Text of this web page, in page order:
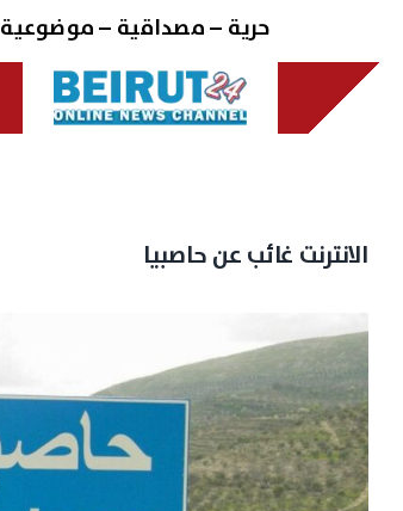
content
حرية – مصداقية – موضوعية
الانترنت غائب عن حاصبيا